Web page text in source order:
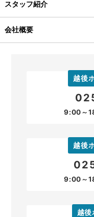
スタッフ紹介
会社概要
越後
9:00～
越後
9:00～
越